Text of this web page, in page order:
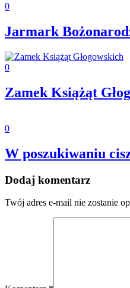
0
Jarmark
0
Zamek Książąt
0
W poszukiwaniu
Dodaj komentarz
Twój adres e-mail nie zostanie